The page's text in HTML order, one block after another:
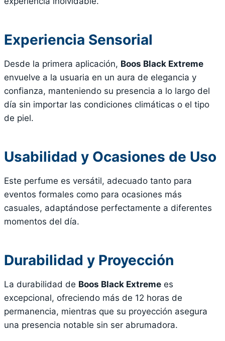
Experiencia Sensorial
Desde la primera aplicación, Boos Black Extreme
envuelve a la usuaria en un aura de elegancia y
confianza, manteniendo su presencia a lo largo del
día sin importar las condiciones climáticas o el tipo
de piel.
Usabilidad y Ocasiones de Uso
Este perfume es versátil, adecuado tanto para
eventos formales como para ocasiones más
casuales, adaptándose perfectamente a diferentes
momentos del día.
Durabilidad y Proyección
La durabilidad de Boos Black Extreme es
excepcional, ofreciendo más de 12 horas de
permanencia, mientras que su proyección asegura
una presencia notable sin ser abrumadora.